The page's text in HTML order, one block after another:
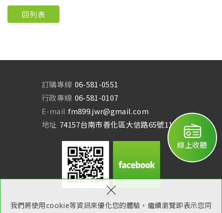
我們將使用cookie等資訊來優化您的體驗，繼續瀏覽即表示您同
×
回列表
訂購專線 06-581-0551
行政專線 06-581-0107
E-mail fm899.jwr@gmail.com
地址 74157台南市善化區大信路65號11樓
Copyright © 曾文溪廣播電台 All Rights Reserved.網頁設計：新視野
線上收聽